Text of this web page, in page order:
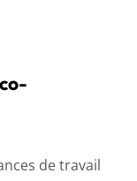
de travail